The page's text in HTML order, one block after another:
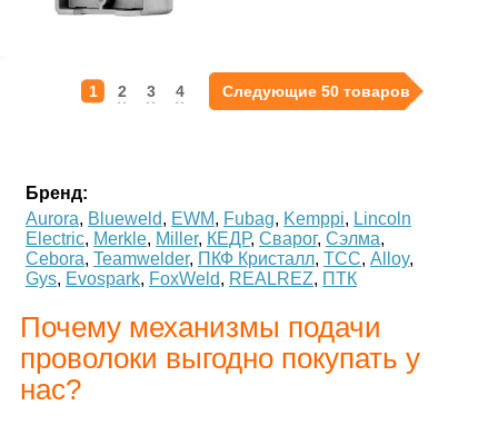
1 2 3 4 Следующие 50 товаров
Бренд:
Aurora, Blueweld, EWM, Fubag, Kemppi, Lincoln
Electric, Merkle, Miller, КЕДР, Сварог, Сэлма,
Cebora, Teamwelder, ПКФ Кристалл, ТСС, Alloy,
Gys, Evospark, FoxWeld, REALREZ, ПТК
Почему механизмы подачи
проволоки выгодно покупать у
нас?